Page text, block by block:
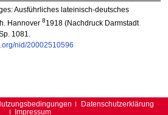
Ausführliches lateinisch-deutsches
Hannover 81918 (Nachdruck Darmstadt
1081.
nid/20002510596
Datenschutzerklärung
Impressum